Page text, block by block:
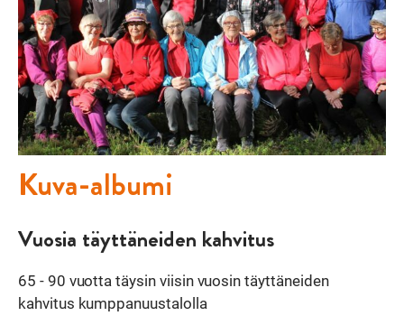
Kuva-albumi
Vuosia täyttäneiden kahvitus
65 - 90 vuotta täysin viisin vuosin täyttäneiden
kahvitus kumppanuustalolla